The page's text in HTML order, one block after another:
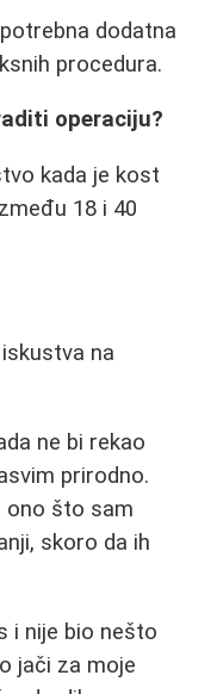
dodatna
procedura.
operaciju?
kada je kost
18 i 40
na
ne bi rekao
prirodno.
ono što sam
skoro da ih
i nije bio nešto
jači za moje